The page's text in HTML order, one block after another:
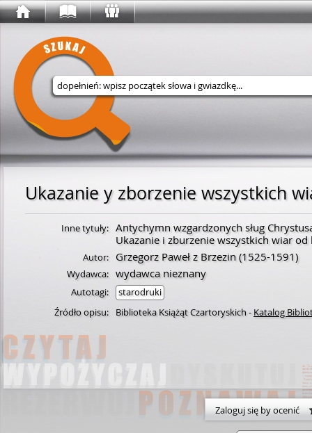
Wyszukaj w serwisie
Inne tytuły: Antychymn wzgardzonych sług
Ukazanie i zburzenie wszystkich wiar
Autor: Grzegorz Paweł z Brzezin(1525-1591)
Wydawca: wydawca nieznany
Autotagi:
starodruki
Źródło opisu:
Biblioteka Książąt Czartoryskich - Katalog
Zaloguj się by ocenić